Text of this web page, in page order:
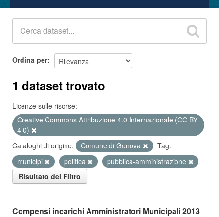
Gruppi
Ordina per
1 dataset trovato
Licenze sulle risorse:
Creative Commons Attribuzione 4.0 Internazionale (CC BY
4.0)
Cataloghi di origine:
Comune di Genova
Tag:
municipi
politica
pubblica-amministrazione
Risultato del Filtro
Compensi incarichi Amministratori Municipali 2013